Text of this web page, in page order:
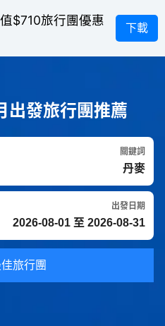
$710旅行團優惠
下載
出發旅行團推薦
關鍵詞
出發日期
旅行團